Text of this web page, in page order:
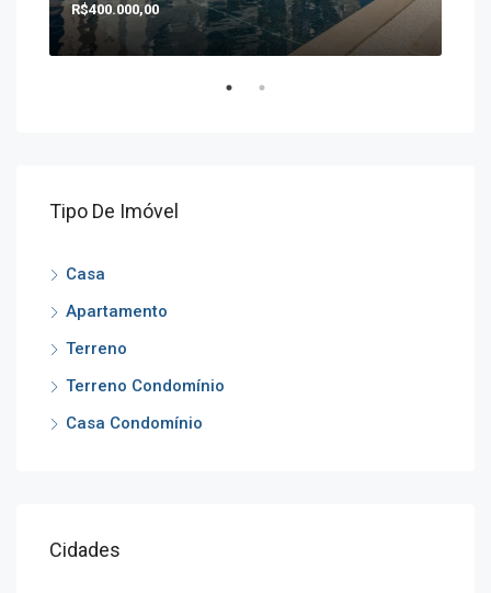
R$400.000,00
Tipo De Imóvel
Casa
Apartamento
Terreno
Terreno Condomínio
Casa Condomínio
Cidades